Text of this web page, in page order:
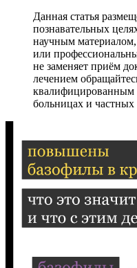
Данная статья
познавательных
научным
или
не заменяет приём
лечением
квалифицированным
больницах и частных